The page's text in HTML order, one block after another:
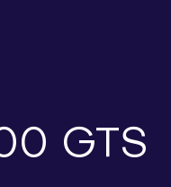
GTS